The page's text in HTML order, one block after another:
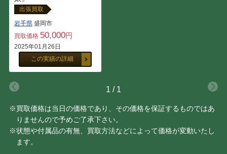
出張買取
岩手県盛岡市
買取価格 50,000円
2025年01月26日
この実績の詳細
1 / 1
※買取価格は当日の価格であり、その価格を保証するものではあ
りませんので予めご了承下さい。
※状態や付属品の有無、買取方法などによって価格が変動いたし
ます。